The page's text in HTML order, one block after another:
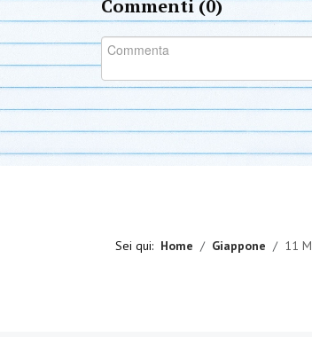
Commenti (0)
Sei qui: Home Giappone 11